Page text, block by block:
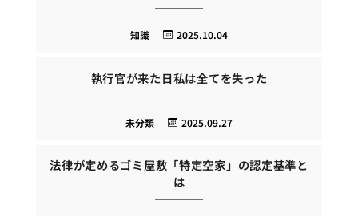
2025.10.04
知識
執行官が来た日私は全てを失った
2025.09.27
未分類
法律が定めるゴミ屋敷「特定空家」の認定基準と
は